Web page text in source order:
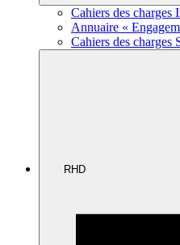
Cahiers des charges
Annuaire «
Cahiers des charges
RHD